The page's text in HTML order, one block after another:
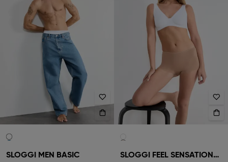
SLOGGI MEN BASIC
SLOGGI FEEL SENSATIONAL